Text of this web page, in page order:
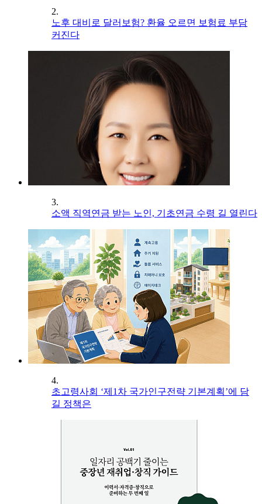
2.
노후 대비로 달러보험? 환율 오르면 보험료 부담
커진다
3.
소액 직역연금 받는 노인, 기초연금 수령 길 열린다
4.
초고령사회 ‘제1차 국가인구전략 기본계획’에 담
길 정책은